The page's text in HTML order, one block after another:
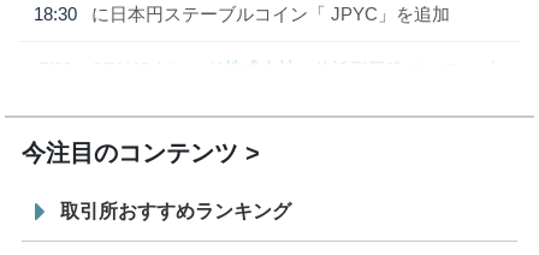
18:30
に日本円ステーブルコイン「 JPYC」を追加
7/29
SBI VCトレード株式会社
信託型円建てステーブル
今注目のコンテンツ
取引所おすすめランキング